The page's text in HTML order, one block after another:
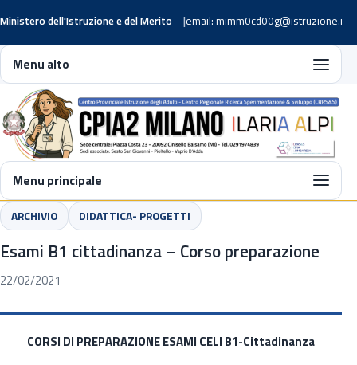
Ministero dell'Istruzione e del Merito email: mimm0cd00g@istruzione.it
Menu alto
Menu principale
ARCHIVIO DIDATTICA- PROGETTI
Esami B1 cittadinanza – Corso preparazione
22/02/2021
CORSI DI PREPARAZIONE ESAMI CELI B1-Cittadinanza